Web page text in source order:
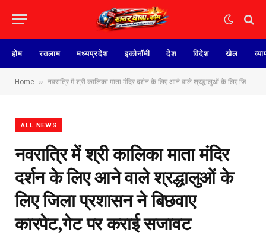
होम रतलाम मध्यप्रदेश इकोनॉमी देश विदेश खेल
Home » नवरात्रि में श्री कालिका माता मंदिर दर्शन के लिए आने वाले श्रद्धालुओं के लिए जिला प्रशासन ने बिछवाए कारपेट,गेट पर कराई सजावट
ALL NEWS
नवरात्रि में श्री कालिका माता मंदिर
दर्शन के लिए आने वाले श्रद्धालुओं के
लिए जिला प्रशासन ने बिछवाए
कारपेट,गेट पर कराई सजावट